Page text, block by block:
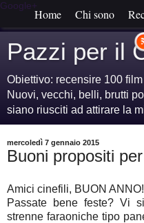
Google+
Home Chi sono
Pazzi per il
Obiettivo: recensire 100
Nuovi, vecchi, belli, brutti
siano riusciti ad attirare la
mercoledì 7 gennaio 2015
Buoni propositi
Amici cinefili, BUON
Passate bene feste? Vi
strenne faraoniche tipo